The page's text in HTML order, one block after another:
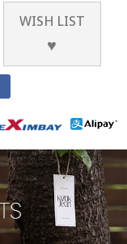
WISH LIST
♥